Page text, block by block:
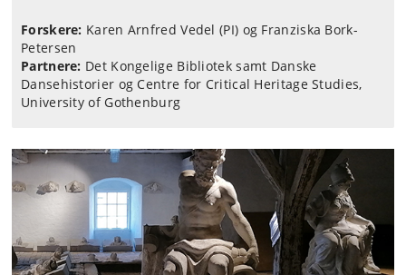
Forskere: Karen Arnfred Vedel (PI) og Franziska Bork-
Petersen
Partnere: Det Kongelige Bibliotek samt Danske
Dansehistorier og Centre for Critical Heritage Studies,
University of Gothenburg